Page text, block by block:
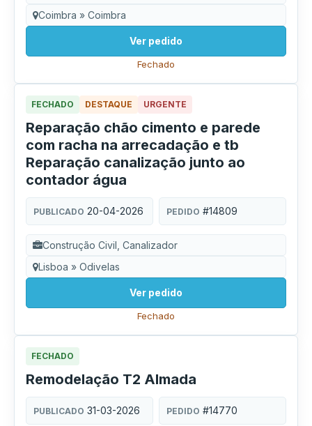
Coimbra » Coimbra
Ver pedido
Fechado
FECHADO DESTAQUE URGENTE
Reparação chão cimento e parede
com racha na arrecadação e tb
Reparação canalização junto ao
contador água
PUBLICADO 20-04-2026 PEDIDO #14809
Construção Civil, Canalizador
Lisboa » Odivelas
Ver pedido
Fechado
FECHADO
Remodelação T2 Almada
PUBLICADO 31-03-2026 PEDIDO #14770